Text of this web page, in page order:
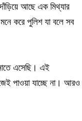
আছে এক মিথ্যার
করে পুলিশ যা বলে সব
এসেছি। এই
পাওয়া যাচ্ছে না। আরও